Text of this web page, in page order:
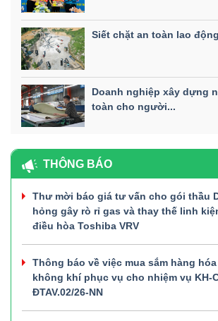
Siết chặt an toàn lao
Doanh nghiệp xây dựng
toàn cho người...
THÔNG BÁO
Thư mời báo giá tư vấn cho gói thầu
hỏng gây rò rỉ gas và thay thế linh
điều hòa Toshiba VRV
Thông báo về việc mua sắm hàng
không khí phục vụ cho nhiệm vụ KH-
ĐTAV.02/26-NN